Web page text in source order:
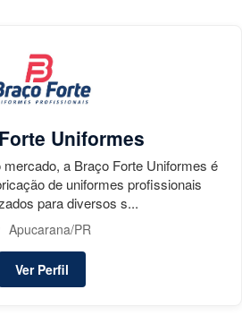
Uniformes
a Braço Forte Uniformes é
de uniformes profissionais
para diversos s...
Apucarana/PR
Ver Perfil